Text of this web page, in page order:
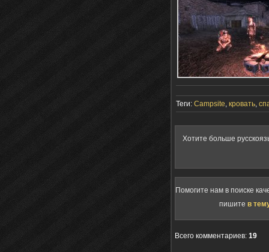
Теги: Campsite, кровать,
Хотите больше
Помогите нам в поиске
пишите в
Всего комментариев: 19